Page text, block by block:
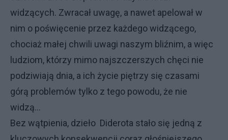
widzących. Zwracał uwagę, a nawet apelował w
nim o poświęcenie przez każdego widzącego,
chociaż małej chwili uwagi naszym bliźnim, a więc
ludziom, którzy mimo najszczerszych chęci nie
podziwiają dnia, a ich życie piętrzy się czasami
górą problemów tylko z tego powodu, że nie
widzą…
Bez wątpienia, dzieło Diderota stało się jedną z